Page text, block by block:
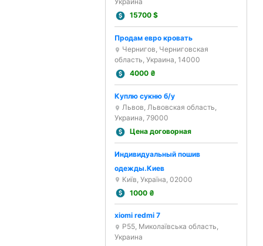
15700$
Продам евро кровать
Чернигов, Черниговская
область, Украина, 14000
4000 ₴
Куплю сукню б/у
Львов, Львовская область,
Украина, 79000
Цена договорная
Индивидуальный пошив
одежды.Киев
Київ, Україна, 02000
1000 ₴
xiomi redmi 7
Р55, Миколаївська область,
Украина